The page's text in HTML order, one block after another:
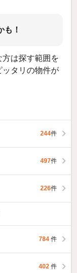
も！
は探す範囲を
ッタリの物件が
244件
497件
226件
784 件
402 件